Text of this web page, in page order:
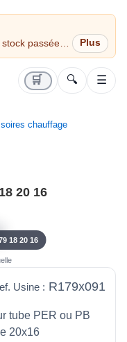
passées
(jours
🛒 🔍 ☰
chauffage
20 16
18 20 16
Usine : R179x091
tube PER ou PB
20x16